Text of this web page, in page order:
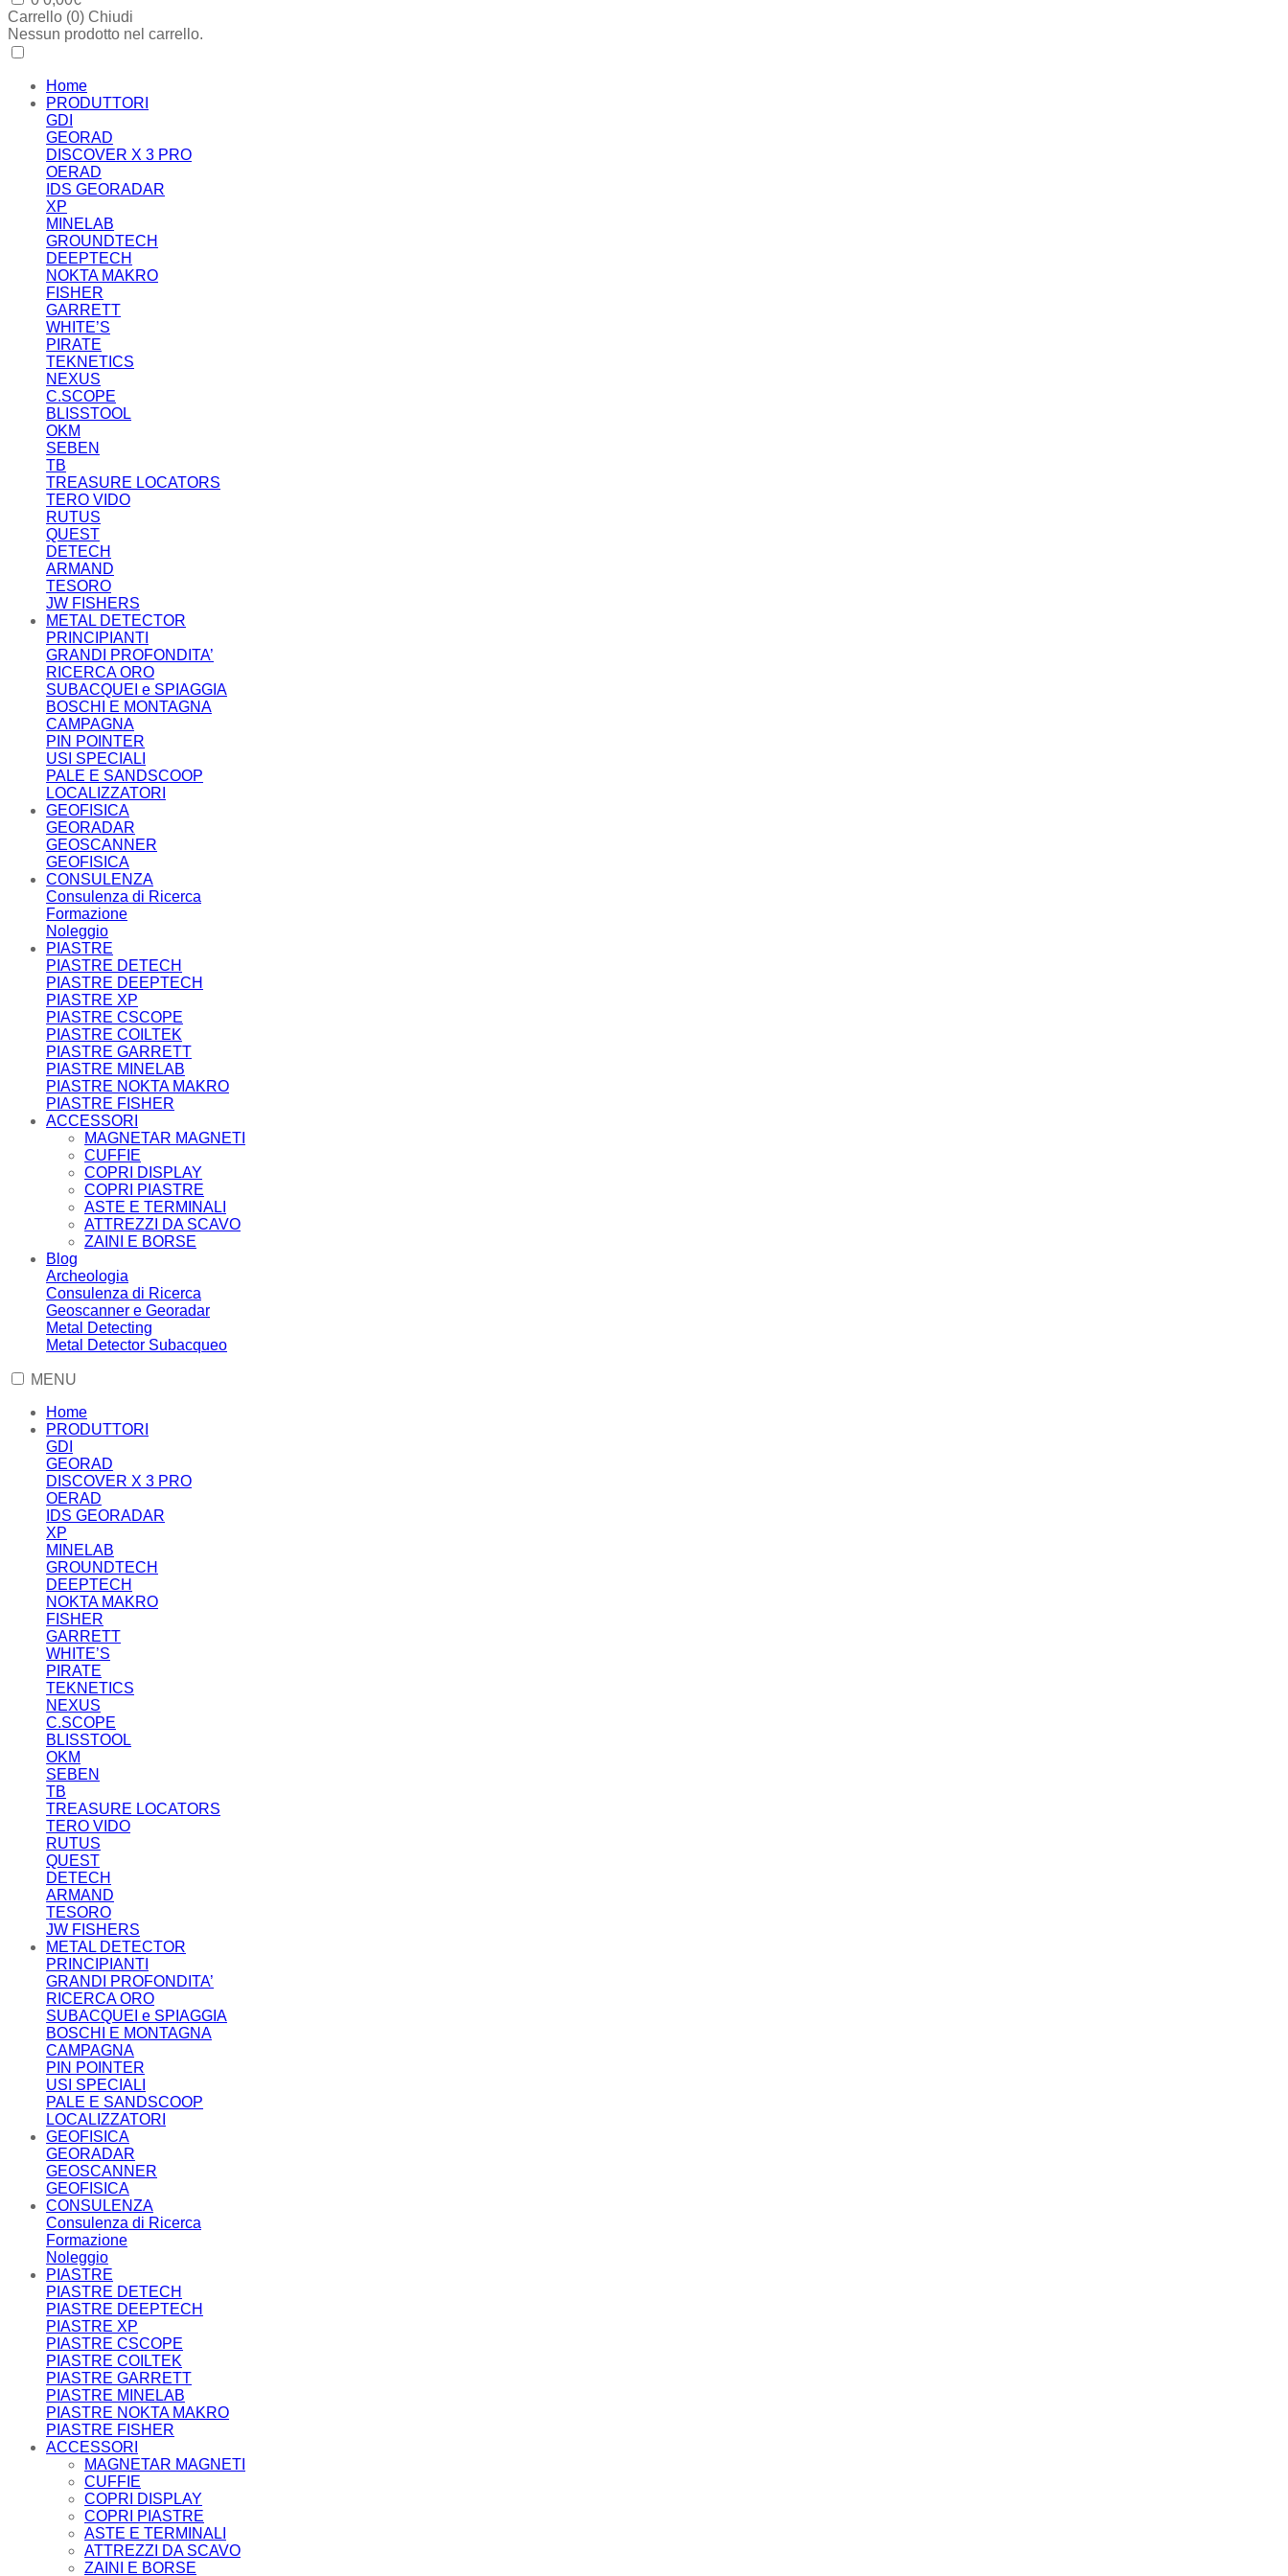
Carrello (0) Chiudi
Nessun prodotto nel carrello.
Home
PRODUTTORI
GDI
GEORAD
DISCOVER X 3 PRO
OERAD
IDS GEORADAR
XP
MINELAB
GROUNDTECH
DEEPTECH
NOKTA MAKRO
FISHER
GARRETT
WHITE’S
PIRATE
TEKNETICS
NEXUS
C.SCOPE
BLISSTOOL
OKM
SEBEN
TB
TREASURE LOCATORS
TERO VIDO
RUTUS
QUEST
DETECH
ARMAND
TESORO
JW FISHERS
METAL DETECTOR
PRINCIPIANTI
GRANDI PROFONDITA’
RICERCA ORO
SUBACQUEI e SPIAGGIA
BOSCHI E MONTAGNA
CAMPAGNA
PIN POINTER
USI SPECIALI
PALE E SANDSCOOP
LOCALIZZATORI
GEOFISICA
GEORADAR
GEOSCANNER
GEOFISICA
CONSULENZA
Consulenza di Ricerca
Formazione
Noleggio
PIASTRE
PIASTRE DETECH
PIASTRE DEEPTECH
PIASTRE XP
PIASTRE CSCOPE
PIASTRE COILTEK
PIASTRE GARRETT
PIASTRE MINELAB
PIASTRE NOKTA MAKRO
PIASTRE FISHER
ACCESSORI
MAGNETAR MAGNETI
CUFFIE
COPRI DISPLAY
COPRI PIASTRE
ASTE E TERMINALI
ATTREZZI DA SCAVO
ZAINI E BORSE
Blog
Archeologia
Consulenza di Ricerca
Geoscanner e Georadar
Metal Detecting
Metal Detector Subacqueo
MENU
Home
PRODUTTORI
GDI
GEORAD
DISCOVER X 3 PRO
OERAD
IDS GEORADAR
XP
MINELAB
GROUNDTECH
DEEPTECH
NOKTA MAKRO
FISHER
GARRETT
WHITE’S
PIRATE
TEKNETICS
NEXUS
C.SCOPE
BLISSTOOL
OKM
SEBEN
TB
TREASURE LOCATORS
TERO VIDO
RUTUS
QUEST
DETECH
ARMAND
TESORO
JW FISHERS
METAL DETECTOR
PRINCIPIANTI
GRANDI PROFONDITA’
RICERCA ORO
SUBACQUEI e SPIAGGIA
BOSCHI E MONTAGNA
CAMPAGNA
PIN POINTER
USI SPECIALI
PALE E SANDSCOOP
LOCALIZZATORI
GEOFISICA
GEORADAR
GEOSCANNER
GEOFISICA
CONSULENZA
Consulenza di Ricerca
Formazione
Noleggio
PIASTRE
PIASTRE DETECH
PIASTRE DEEPTECH
PIASTRE XP
PIASTRE CSCOPE
PIASTRE COILTEK
PIASTRE GARRETT
PIASTRE MINELAB
PIASTRE NOKTA MAKRO
PIASTRE FISHER
ACCESSORI
MAGNETAR MAGNETI
CUFFIE
COPRI DISPLAY
COPRI PIASTRE
ASTE E TERMINALI
ATTREZZI DA SCAVO
ZAINI E BORSE